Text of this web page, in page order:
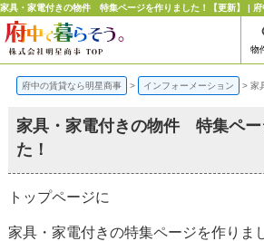
家具・家電付きの物件 特集ページを作りました！【更新】 |
物
府中の賃貸なら明星商事 > インフォーメーション > 家
家具・家電付きの物件 特集ペー
た！
トップページに
家具・家電付きの特集ページを作りま